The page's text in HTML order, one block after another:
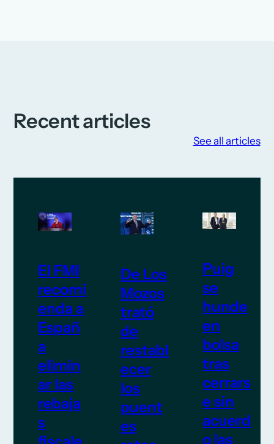
Recent articles
See all articles
El FMI
recomi
enda a
Españ
a
elimin
ar las
rebaja
s
De Los
Mozos
trató
de
restabl
ecer
los
puent
es
Puig
se
hunde
en
bolsa
tras
cerrars
e sin
acuerd
o las